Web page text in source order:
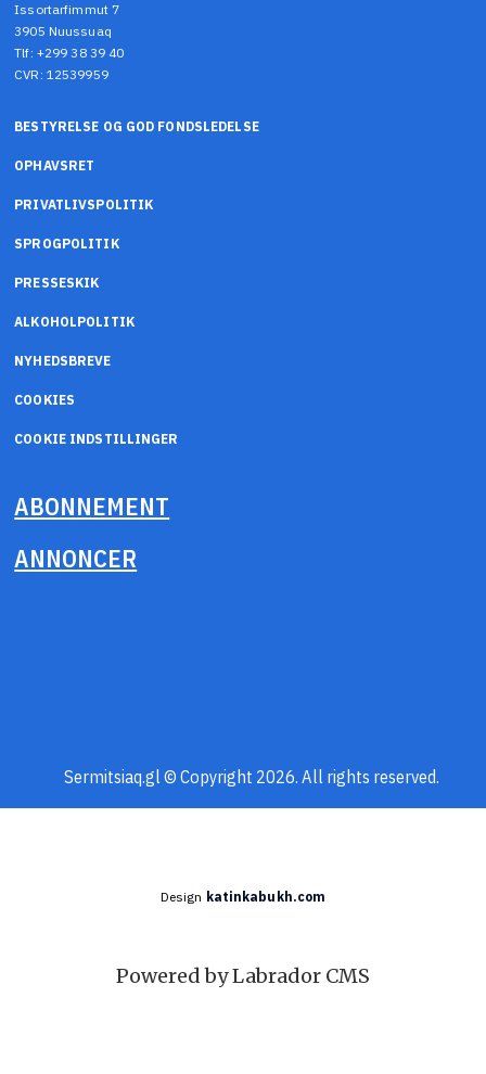
Issortarfimmut 7
3905 Nuussuaq
Tlf: +299 38 39 40
CVR: 12539959
BESTYRELSE OG GOD FONDSLEDELSE
OPHAVSRET
PRIVATLIVSPOLITIK
SPROGPOLITIK
PRESSESKIK
ALKOHOLPOLITIK
NYHEDSBREVE
COOKIES
COOKIE INDSTILLINGER
ABONNEMENT
ANNONCER
Sermitsiaq.gl © Copyright 2026. All rights reserved.
Design katinkabukh.com
Powered by Labrador CMS